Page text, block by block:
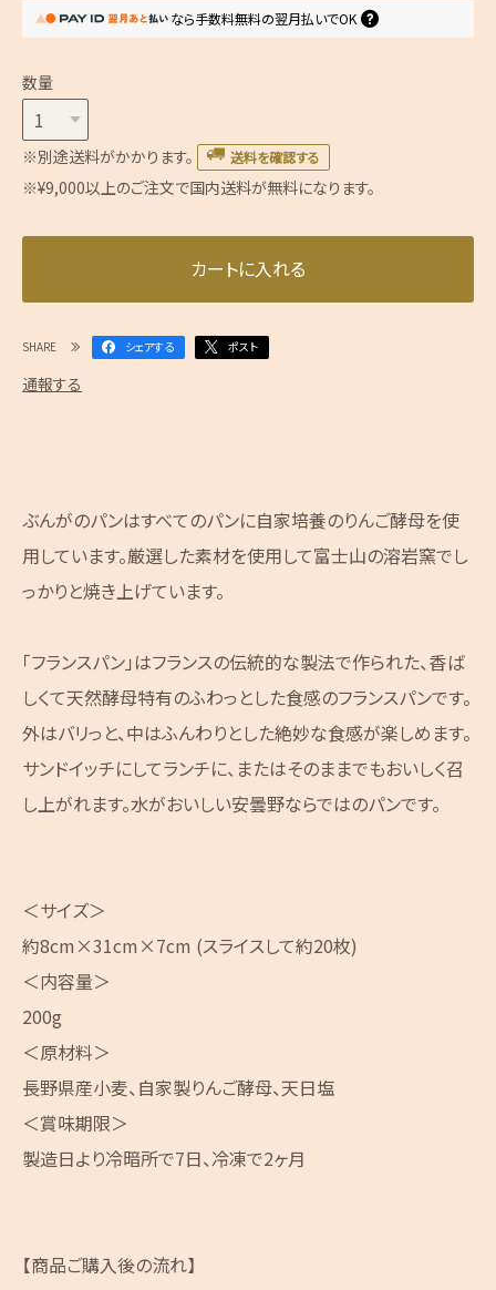
なら手数料無料の翌月払いでOK
数量
※別途送料がかかります。 送料を確認する
※¥9,000以上のご注文で国内送料が無料になります。
カートに入れる
SHARE シェアする ポスト
通報する
ぶんがのパンはすべてのパンに自家培養のりんご酵母を使
用しています。厳選した素材を使用して富士山の溶岩窯でし
っかりと焼き上げています。
「フランスパン」はフランスの伝統的な製法で作られた、香ば
しくて天然酵母特有のふわっとした食感のフランスパンです。
外はバリっと、中はふんわりとした絶妙な食感が楽しめます。
サンドイッチにしてランチに、またはそのままでもおいしく召
し上がれます。水がおいしい安曇野ならではのパンです。
＜サイズ＞
約8cm×31cm×7cm (スライスして約20枚)
＜内容量＞
200g
＜原材料＞
長野県産小麦、自家製りんご酵母、天日塩
＜賞味期限＞
製造日より冷暗所で7日、冷凍で2ヶ月
【商品ご購入後の流れ】